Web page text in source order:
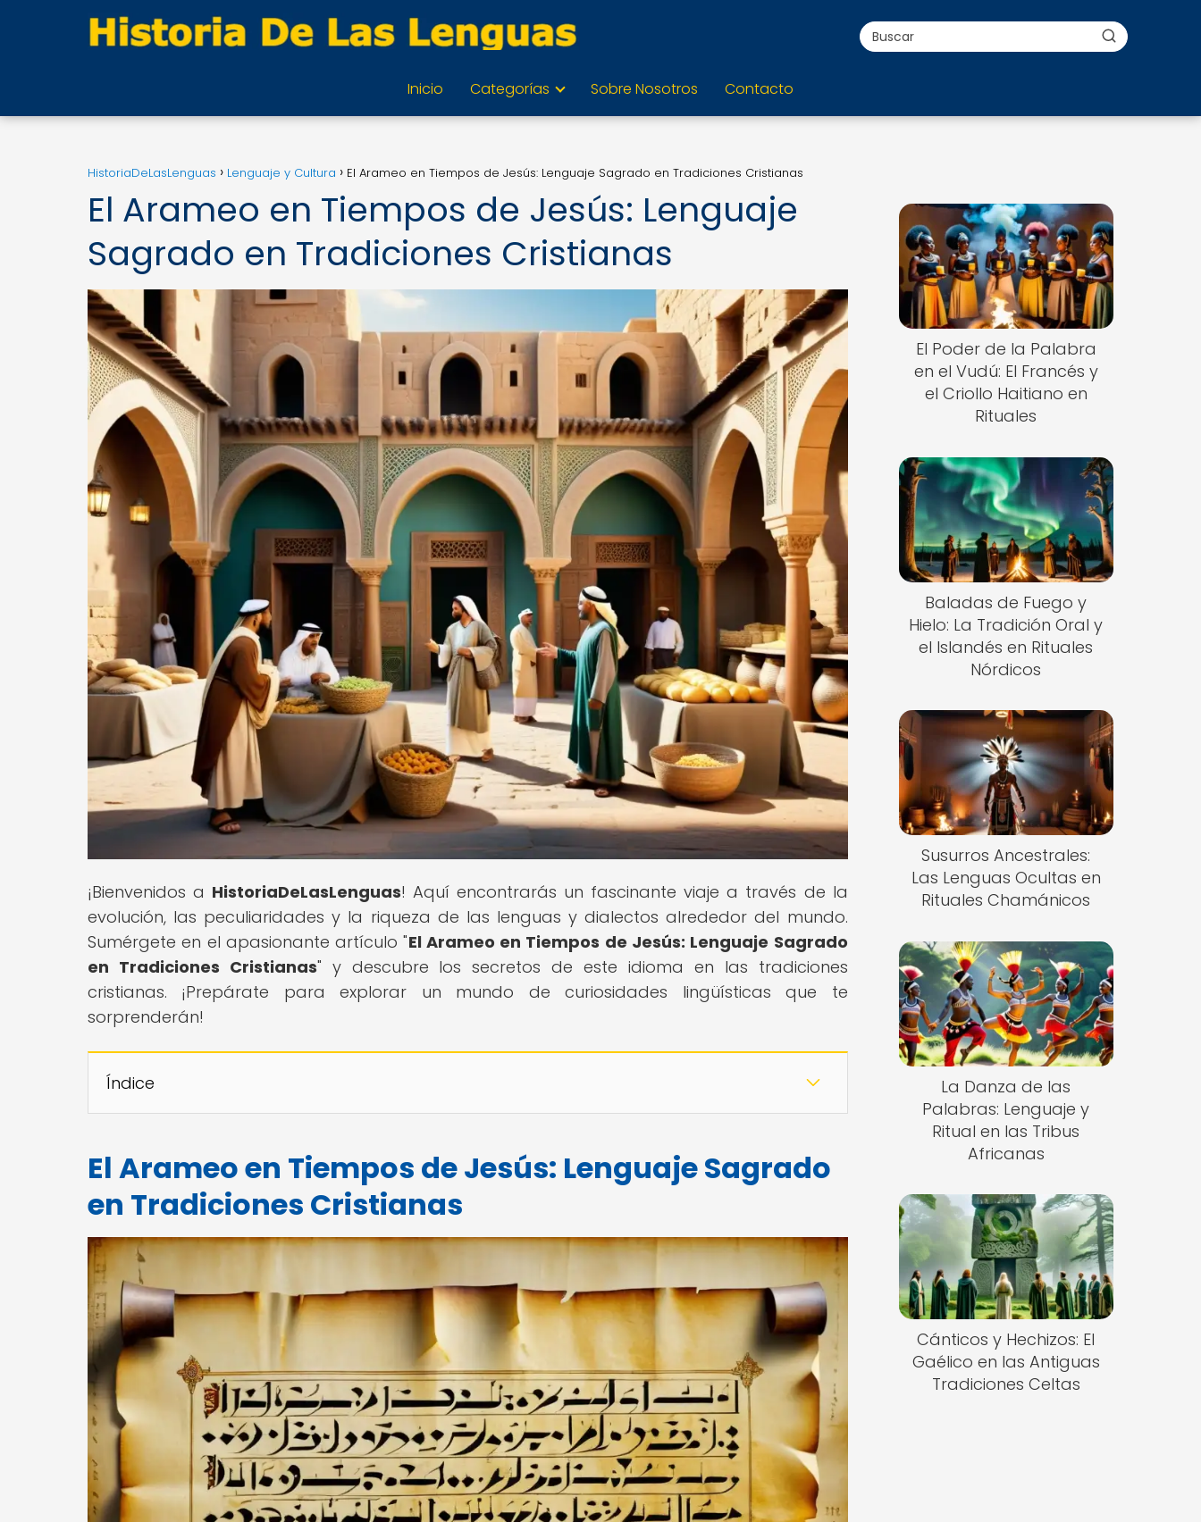
Inicio Categorías Sobre Nosotros Contacto
HistoriaDeLasLenguas Lenguaje y Cultura El Arameo en Tiempos de Jesús: Lenguaje Sagrado en Tradiciones Cristianas
El Arameo en Tiempos de Jesús: Lenguaje
Sagrado en Tradiciones Cristianas
¡Bienvenidos a HistoriaDeLasLenguas! Aquí encontrarás un fascinante viaje a través de la
evolución, las peculiaridades y la riqueza de las lenguas y dialectos alrededor del mundo.
Sumérgete en el apasionante artículo "El Arameo en Tiempos de Jesús: Lenguaje Sagrado
en Tradiciones Cristianas" y descubre los secretos de este idioma en las tradiciones
cristianas. ¡Prepárate para explorar un mundo de curiosidades lingüísticas que te
sorprenderán!
Índice
El Arameo en Tiempos de Jesús: Lenguaje Sagrado
en Tradiciones Cristianas
El Poder de la Palabra
en el Vudú: El Francés y
el Criollo Haitiano en
Rituales
Baladas de Fuego y
Hielo: La Tradición Oral y
el Islandés en Rituales
Nórdicos
Susurros Ancestrales:
Las Lenguas Ocultas en
Rituales Chamánicos
La Danza de las
Palabras: Lenguaje y
Ritual en las Tribus
Africanas
Cánticos y Hechizos: El
Gaélico en las Antiguas
Tradiciones Celtas